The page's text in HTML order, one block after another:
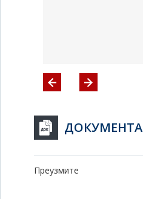
ДОКУМЕНТА
Преузмите